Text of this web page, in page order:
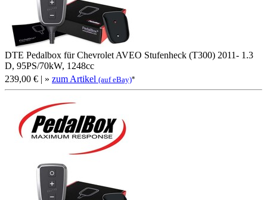
DTE Pedalbox für Chevrolet AVEO Stufenheck (T300) 2011- 1.3
D, 95PS/70kW, 1248cc
239,00 € | » zum Artikel (auf eBay)*